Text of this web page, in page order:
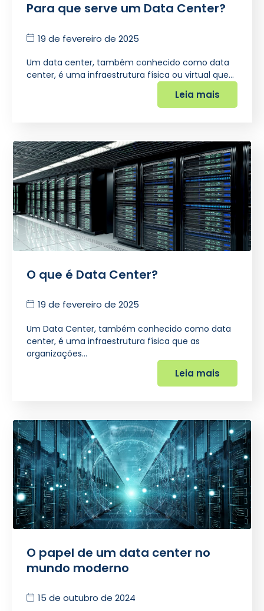
Para que serve um Data Center?
19 de fevereiro de 2025
Um data center, também conhecido como data
center, é uma infraestrutura física ou virtual que…
Leia mais
O que é Data Center?
19 de fevereiro de 2025
Um Data Center, também conhecido como data
center, é uma infraestrutura física que as
organizações…
Leia mais
O papel de um data center no
mundo moderno
15 de outubro de 2024